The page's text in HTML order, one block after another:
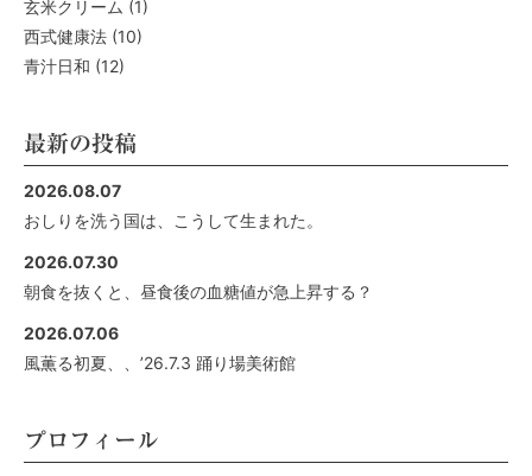
玄米クリーム (1)
西式健康法 (10)
青汁日和 (12)
最新の投稿
2026.08.07
おしりを洗う国は、こうして生まれた。
2026.07.30
朝食を抜くと、昼食後の血糖値が急上昇する？
2026.07.06
風薫る初夏、、’26.7.3 踊り場美術館
プロフィール